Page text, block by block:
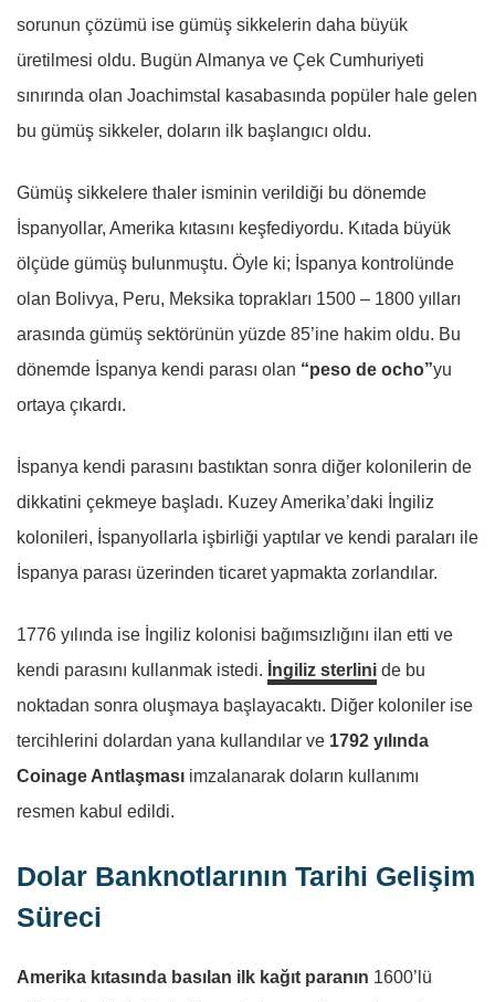
sorunun çözümü ise gümüş sikkelerin daha büyük
üretilmesi oldu. Bugün Almanya ve Çek Cumhuriyeti
sınırında olan Joachimstal kasabasında popüler hale gelen
bu gümüş sikkeler, doların ilk başlangıcı oldu.
Gümüş sikkelere thaler isminin verildiği bu dönemde
İspanyollar, Amerika kıtasını keşfediyordu. Kıtada büyük
ölçüde gümüş bulunmuştu. Öyle ki; İspanya kontrolünde
olan Bolivya, Peru, Meksika toprakları 1500 – 1800 yılları
arasında gümüş sektörünün yüzde 85’ine hakim oldu. Bu
dönemde İspanya kendi parası olan “peso de ocho”yu
ortaya çıkardı.
İspanya kendi parasını bastıktan sonra diğer kolonilerin de
dikkatini çekmeye başladı. Kuzey Amerika’daki İngiliz
kolonileri, İspanyollarla işbirliği yaptılar ve kendi paraları ile
İspanya parası üzerinden ticaret yapmakta zorlandılar.
1776 yılında ise İngiliz kolonisi bağımsızlığını ilan etti ve
kendi parasını kullanmak istedi. İngiliz sterlini de bu
noktadan sonra oluşmaya başlayacaktı. Diğer koloniler ise
tercihlerini dolardan yana kullandılar ve 1792 yılında
Coinage Antlaşması imzalanarak doların kullanımı
resmen kabul edildi.
Dolar Banknotlarının Tarihi Gelişim
Süreci
Amerika kıtasında basılan ilk kağıt paranın 1600’lü